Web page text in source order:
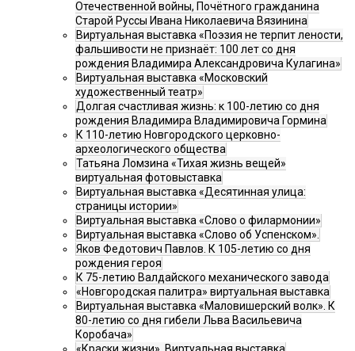
Отечественной войны, Почётного гражданина
Старой Руссы Ивана Николаевича Вязинина
Виртуальная выставка «Поэзия не терпит лености,
фальшивости не признаёт: 100 лет со дня
рождения Владимира Александровича Кулагина»
Виртуальная выставка «Московский
художественный театр»
Долгая счастливая жизнь: к 100-летию со дня
рождения Владимира Владимировича Гормина
К 110-летию Новгородского церковно-
археологического общества
Татьяна Ломзина «Тихая жизнь вещей»
виртуальная фотовыставка
Виртуальная выставка «Десятинная улица:
страницы истории»
Виртуальная выставка «Слово о филармонии»
Виртуальная выставка «Слово об Успенском».
Яков Федотович Павлов. К 105-летию со дня
рождения героя
К 75-летию Валдайского механического завода
«Новгородская палитра» виртуальная выставка
Виртуальная выставка «Маловишерский волк». К
80-летию со дня гибели Льва Васильевича
Коробача»